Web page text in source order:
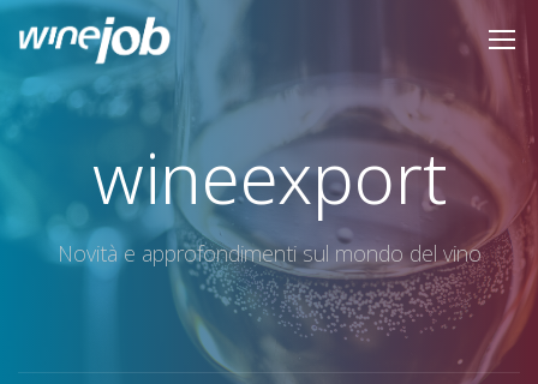
wineexport
Novità e approfondimenti sul mondo del vino